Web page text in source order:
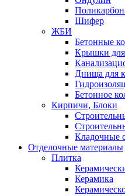
Шифер
ЖБИ
Бетонные
Крышки для
Днища для
Бетонное
Кирпичи, Блоки
Кладочные
Отделочные материалы
Плитка
Керамика